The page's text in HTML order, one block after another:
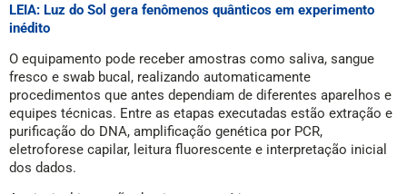
LEIA: Luz do Sol gera fenômenos quânticos em experimento
inédito
O equipamento pode receber amostras como saliva, sangue
fresco e swab bucal, realizando automaticamente
procedimentos que antes dependiam de diferentes aparelhos e
equipes técnicas. Entre as etapas executadas estão extração e
purificação do DNA, amplificação genética por PCR,
eletroforese capilar, leitura fluorescente e interpretação inicial
dos dados.